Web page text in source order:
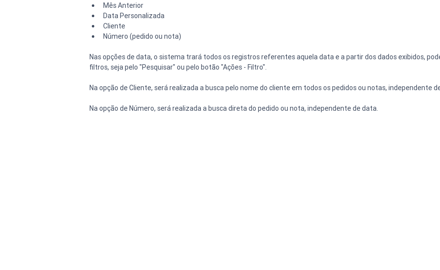
Mês Anterior
Data Personalizada
Cliente
Número (pedido ou nota)
Nas opções de data, o sistema trará todos os registros referentes aquela data e a partir dos dados exibidos,
filtros, seja pelo "Pesquisar" ou pelo botão "Ações - Filtro".
Na opção de Cliente, será realizada a busca pelo nome do cliente em todos os pedidos ou notas, independente
Na opção de Número, será realizada a busca direta do pedido ou nota, independente de data.